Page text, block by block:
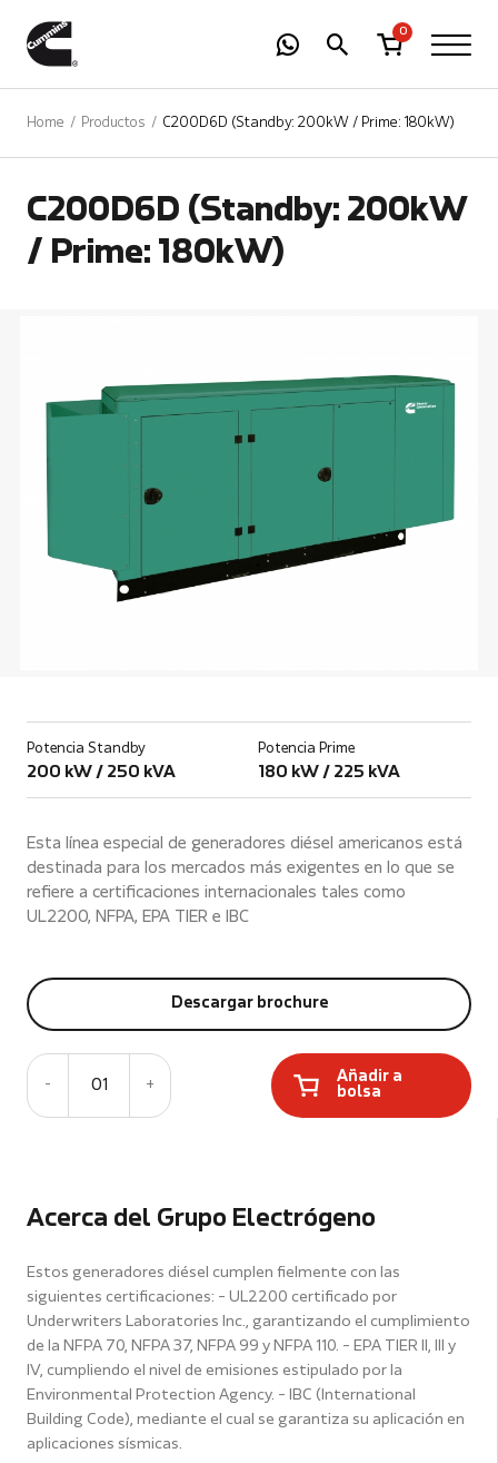
0
Home Productos C200D6D (Standby: 200kW / Prime: 180kW)
Acerca del Grupo Electrógeno
Estos generadores diésel cumplen fielmente con las
siguientes certificaciones: - UL2200 certificado por
Underwriters Laboratories Inc., garantizando el cumplimiento
de la NFPA 70, NFPA 37, NFPA 99 y NFPA 110. - EPA TIER II, III y
IV, cumpliendo el nivel de emisiones estipulado por la
Environmental Protection Agency. - IBC (International
Building Code), mediante el cual se garantiza su aplicación en
aplicaciones sísmicas.
C200D6D (Standby: 200kW
/ Prime: 180kW)
Potencia Standby
200 kW / 250 kVA
Potencia Prime
180 kW / 225 kVA
Esta línea especial de generadores diésel americanos está
destinada para los mercados más exigentes en lo que se
refiere a certificaciones internacionales tales como
UL2200, NFPA, EPA TIER e IBC
Descargar brochure
- 01 +
Añadir a
bolsa